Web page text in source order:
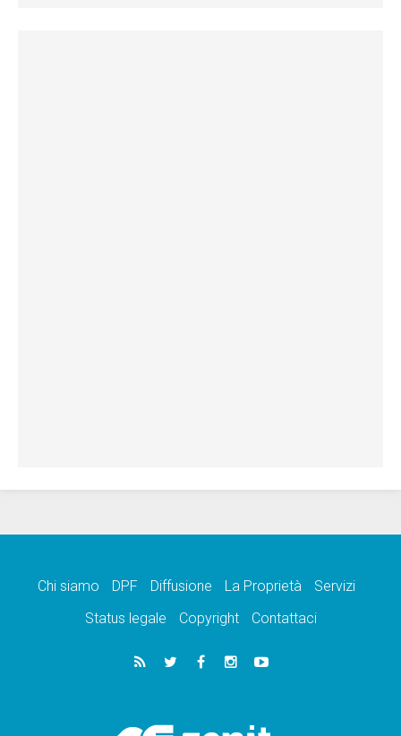
Chi siamo DPF Diffusione La Proprietà
Servizi
Status legale
Copyright Contattaci